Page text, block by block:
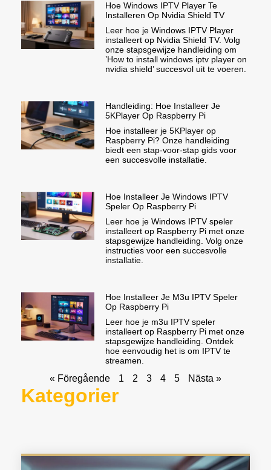
Hoe Windows IPTV Player Te
Installeren Op Nvidia Shield TV
Leer hoe je Windows IPTV Player
installeert op Nvidia Shield TV. Volg
onze stapsgewijze handleiding om
’How to install windows iptv player on
nvidia shield’ succesvol uit te voeren.
Handleiding: Hoe Installeer Je
5KPlayer Op Raspberry Pi
Hoe installeer je 5KPlayer op
Raspberry Pi? Onze handleiding
biedt een stap-voor-stap gids voor
een succesvolle installatie.
Hoe Installeer Je Windows IPTV
Speler Op Raspberry Pi
Leer hoe je Windows IPTV speler
installeert op Raspberry Pi met onze
stapsgewijze handleiding. Volg onze
instructies voor een succesvolle
installatie.
Hoe Installeer Je M3u IPTV Speler
Op Raspberry Pi
Leer hoe je m3u IPTV speler
installeert op Raspberry Pi met onze
stapsgewijze handleiding. Ontdek
hoe eenvoudig het is om IPTV te
streamen.
« Föregående 1 2 3 4 5 Nästa »
Kategorier